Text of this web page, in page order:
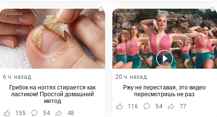
i
6 ч. назад
Грибок на ногтях стирается как
ластиком! Простой домашний
метод
155
54 48
i
20 ч. назад
Ржу не переставая, это видео
пересмотришь не раз
116
54 77